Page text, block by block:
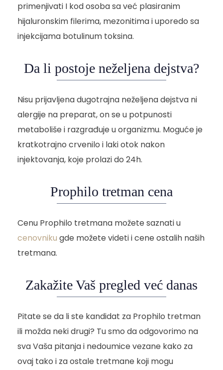
primenjivati I kod osoba sa već plasiranim
hijaluronskim filerima, mezonitima i uporedo sa
injekcijama botulinum toksina.
Da li postoje neželjena dejstva?
Nisu prijavljena dugotrajna neželjena dejstva ni
alergije na preparat, on se u potpunosti
metaboliše i razgrađuje u organizmu. Moguće je
kratkotrajno crvenilo i laki otok nakon
injektovanja, koje prolazi do 24h.
Prophilo tretman cena
Cenu Prophilo tretmana možete saznati u
cenovniku gde možete videti i cene ostalih naših
tretmana.
Zakažite Vaš pregled već danas
Pitate se da li ste kandidat za Prophilo tretman
ili možda neki drugi? Tu smo da odgovorimo na
sva Vaša pitanja i nedoumice vezane kako za
ovaj tako i za ostale tretmane koji mogu